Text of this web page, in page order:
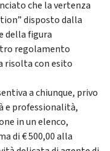
che la vertenza
disposto dalla
della figura
regolamento
risolta con esito
a chiunque, privo
e professionalità,
in un elenco,
di € 500,00 alla